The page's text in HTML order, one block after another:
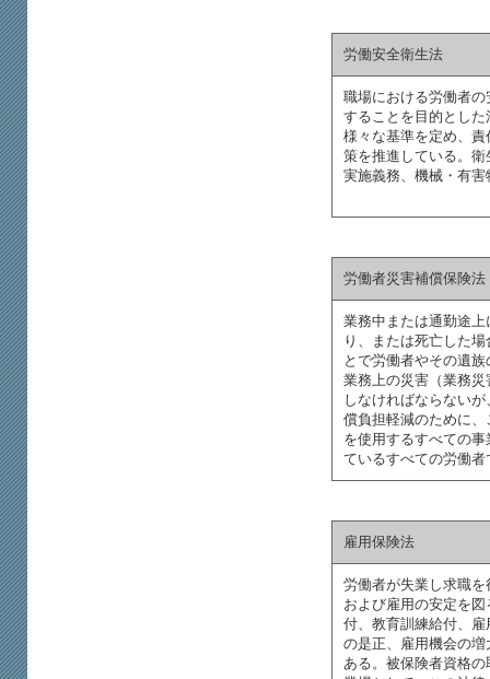
労働安全衛生法
職場における労働者
することを目的とし
様々な基準を定め、
策を推進している。
実施義務、機械・有
労働者災害補償保険
業務中または通勤途
り、または死亡した
とで労働者やその遺
業務上の災害（業務
しなければならない
償負担軽減のために
を使用するすべての
ているすべての労働者
雇用保険法
労働者が失業し求職
および雇用の安定を
付、教育訓練給付、
の是正、雇用機会の
ある。被保険者資格